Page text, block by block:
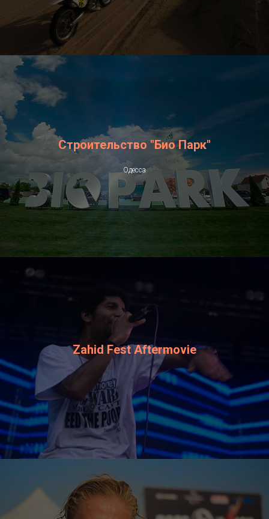
Строительство "Био Парк"
Одесса
Zahid Fest Aftermovie